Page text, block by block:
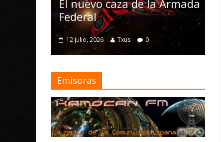
caza de la Armada
mejoras
4 julio, 2026
Emisoras